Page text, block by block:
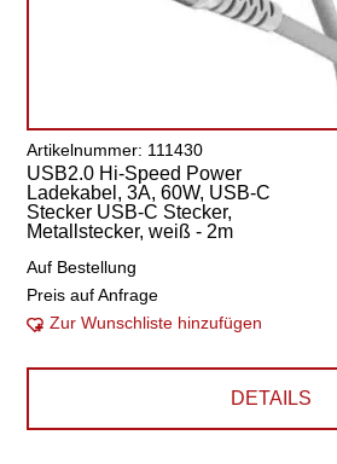
Artikelnummer: 111430
USB2.0 Hi-Speed Power
Ladekabel, 3A, 60W, USB-C
Stecker USB-C Stecker,
Metallstecker, weiß - 2m
Auf Bestellung
Preis auf Anfrage
Zur Wunschliste hinzufügen
DETAILS